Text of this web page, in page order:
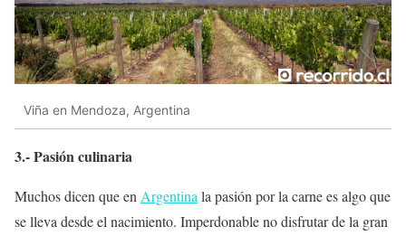
Viña en Mendoza, Argentina
3.- Pasión culinaria
Muchos dicen que enArgentinala pasión por la carne es algo que
se lleva desde el nacimiento. Imperdonable no disfrutar de la gran